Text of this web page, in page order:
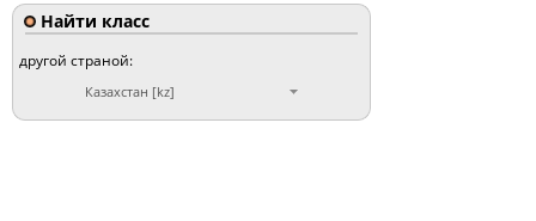
Найти класс
другой страной:
Казахстан [kz]